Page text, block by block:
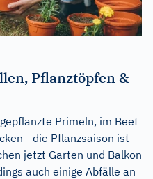
Pflanztöpfen &
Primeln, im Beet
- die Pflanzsaison ist
jetzt Garten und Balkon
auch einige Abfälle an